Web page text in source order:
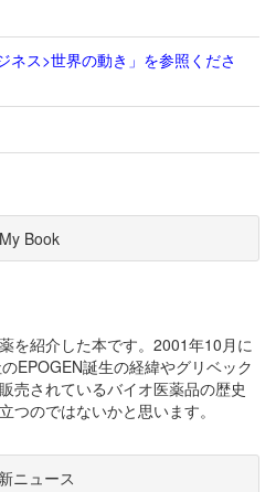
ネス>世界の動き」を参照くださ
My Book
を紹介した本です。2001年10月に
EPOGEN誕生の経緯やグリベック
売されているバイオ医薬品の歴史
つのではないかと思います。
ニュース